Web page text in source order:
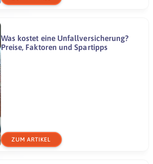
Was kostet eine Unfallversicherung?
Preise, Faktoren und Spartipps
ZUM ARTIKEL